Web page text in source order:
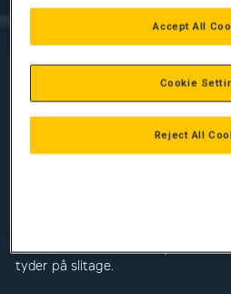
længere levetid
SMØREOLIEINSPEKTION
Forebyggende vedligeholdelse er
beskytte din motor. Smøreolie
Laboratoriet kontrollerer, om olien
tyder på slitage.
Reject All
Accept All
Cookie